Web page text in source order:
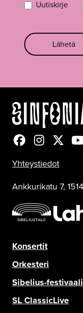
Uutiskirje
Lähetä
Sinfonia Lahti
Sinfonia
Yhteystiedot
Ankkurikatu 7,
Konsertit
Orkesteri
Sibelius-festivaali
SL ClassicLive